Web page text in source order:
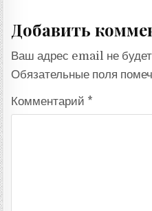
Добавить
Ваш адрес email не
Обязательные поля
Комментарий *